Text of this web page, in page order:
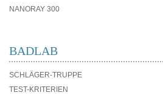
NANORAY 300
BADLAB
SCHLÄGER-TRUPPE
TEST-KRITERIEN